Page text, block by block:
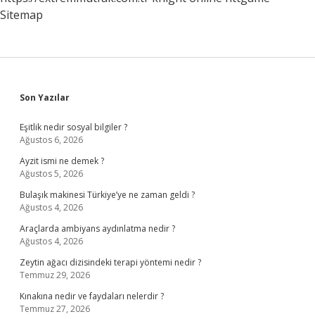
Sitemap
Sidebar
Son Yazılar
Eşitlik nedir sosyal bilgiler ?
Ağustos 6, 2026
Ayzit ismi ne demek ?
Ağustos 5, 2026
Bulaşık makinesi Türkiye’ye ne zaman geldi ?
Ağustos 4, 2026
Araçlarda ambiyans aydınlatma nedir ?
Ağustos 4, 2026
Zeytin ağacı dizisindeki terapi yöntemi nedir ?
Temmuz 29, 2026
Kınakına nedir ve faydaları nelerdir ?
Temmuz 27, 2026